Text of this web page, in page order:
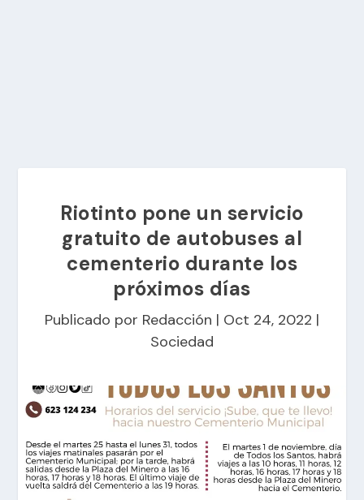
Riotinto pone un servicio
gratuito de autobuses al
cementerio durante los
próximos días
Publicado por Redacción | Oct 24, 2022 |
Sociedad